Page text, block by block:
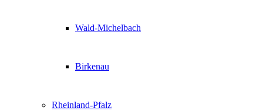
Wald-Michelbach
Birkenau
Rheinland-Pfalz